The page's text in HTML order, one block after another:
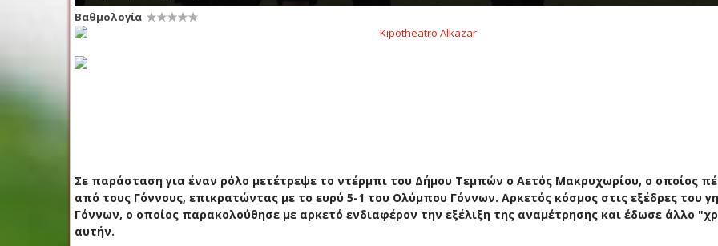
Βαθμολογία
Σε παράσταση για έναν ρόλο μετέτρεψε το ντέρμπι του Δήμου Τεμπών ο Αετός Μακρυχωρίου, ο οποίος
από τους Γόννους, επικρατώντας με το ευρύ 5-1 του Ολύμπου Γόννων. Αρκετός κόσμος στις εξέδρες του
Γόννων, ο οποίος παρακολούθησε με αρκετό ενδιαφέρον την εξέλιξη της αναμέτρησης και έδωσε άλλο
αυτήν.